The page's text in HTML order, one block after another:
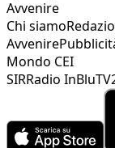
Avvenire
Chi siamo
Avvenire
Mondo CEI
SIRRadio InBlu